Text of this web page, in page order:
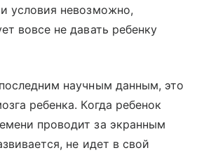
условия невозможно,
вовсе не давать ребенку
научным данным, это
ребенка. Когда ребенок
проводит за экранным
не идет в свой